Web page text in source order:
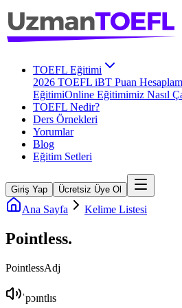
TOEFL Eğitimi
2026 TOEFL iBT Puan
EğitimiOnline Eğitimimiz Nasıl
TOEFL Nedir?
Ders Örnekleri
Yorumlar
Blog
Eğitim Setleri
Giriş Yap Ücretsiz Üye Ol
Ana Sayfa Kelime Listesi
Pointless.
PointlessAdj
ˈpɔɪntlɪs